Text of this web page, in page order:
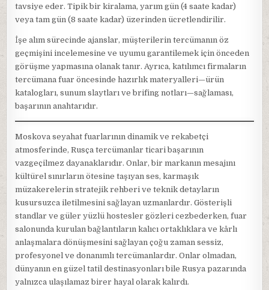
tavsiye eder. Tipik bir kiralama, yarım gün (4 saate kadar)
veya tam gün (8 saate kadar) üzerinden ücretlendirilir.
İşe alım sürecinde ajanslar, müşterilerin tercümanın öz
geçmişini incelemesine ve uyumu garantilemek için önceden
görüşme yapmasına olanak tanır. Ayrıca, katılımcı firmaların
tercümana fuar öncesinde hazırlık materyalleri—ürün
katalogları, sunum slaytları ve brifing notları—sağlaması,
başarının anahtarıdır.
Moskova seyahat fuarlarının dinamik ve rekabetçi
atmosferinde, Rusça tercümanlar ticari başarının
vazgeçilmez dayanaklarıdır. Onlar, bir markanın mesajını
kültürel sınırların ötesine taşıyan ses, karmaşık
müzakerelerin stratejik rehberi ve teknik detayların
kusursuzca iletilmesini sağlayan uzmanlardır. Gösterişli
standlar ve güler yüzlü hostesler gözleri cezbederken, fuar
salonunda kurulan bağlantıların kalıcı ortaklıklara ve kârlı
anlaşmalara dönüşmesini sağlayan çoğu zaman sessiz,
profesyonel ve donanımlı tercümanlardır. Onlar olmadan,
dünyanın en güzel tatil destinasyonları bile Rusya pazarında
yalnızca ulaşılamaz birer hayal olarak kalırdı.